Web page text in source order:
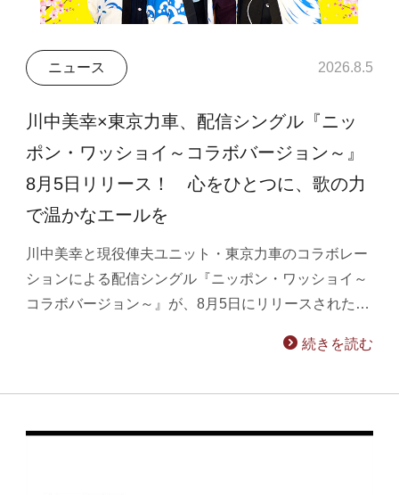
ニュース 2026.8.5
川中美幸×東京力車、配信シングル『ニッ
ポン・ワッショイ～コラボバージョン～』
8月5日リリース！ 心をひとつに、歌の力
で温かなエールを
川中美幸と現役俥夫ユニット・東京力車のコラボレー
ションによる配信シングル『ニッポン・ワッショイ～
コラボバージョン～』が、8月5日にリリースされた…
続きを読む